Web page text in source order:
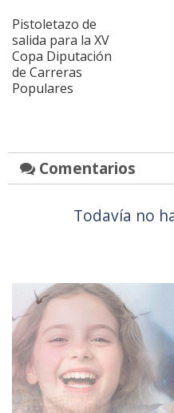
Pistoletazo de
salida para la XV
Copa Diputación
de Carreras
Populares
Comentarios
Todavía no